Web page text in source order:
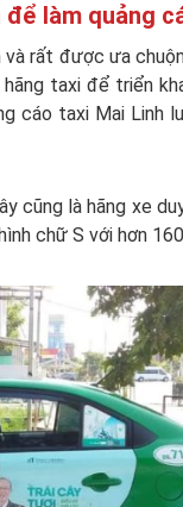
làm quảng
rất được ưa
taxi để triển
cáo taxi Mai Linh
cũng là hãng xe
chữ S với hơn